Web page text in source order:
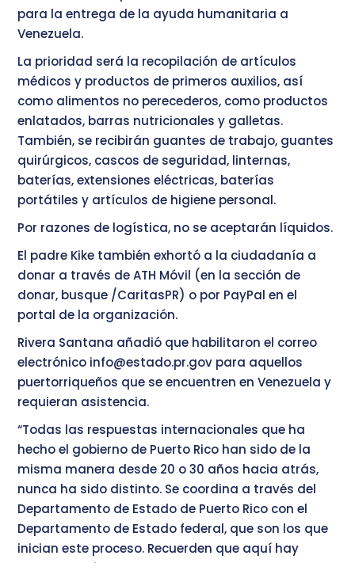
para la entrega de la ayuda humanitaria a
Venezuela.
La prioridad será la recopilación de artículos
médicos y productos de primeros auxilios, así
como alimentos no perecederos, como productos
enlatados, barras nutricionales y galletas.
También, se recibirán guantes de trabajo, guantes
quirúrgicos, cascos de seguridad, linternas,
baterías, extensiones eléctricas, baterías
portátiles y artículos de higiene personal.
Por razones de logística, no se aceptarán líquidos.
El padre Kike también exhortó a la ciudadanía a
donar a través de ATH Móvil (en la sección de
donar, busque /CaritasPR) o por PayPal en el
portal de la organización.
Rivera Santana añadió que habilitaron el correo
electrónico info@estado.pr.gov para aquellos
puertorriqueños que se encuentren en Venezuela y
requieran asistencia.
“Todas las respuestas internacionales que ha
hecho el gobierno de Puerto Rico han sido de la
misma manera desde 20 o 30 años hacia atrás,
nunca ha sido distinto. Se coordina a través del
Departamento de Estado de Puerto Rico con el
Departamento de Estado federal, que son los que
inician este proceso. Recuerden que aquí hay